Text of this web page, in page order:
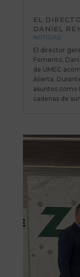
EL
DANIEL
NOTICIAS
El director
Fomento,
de UMEC
Alierta.
asuntos como
cadenas de